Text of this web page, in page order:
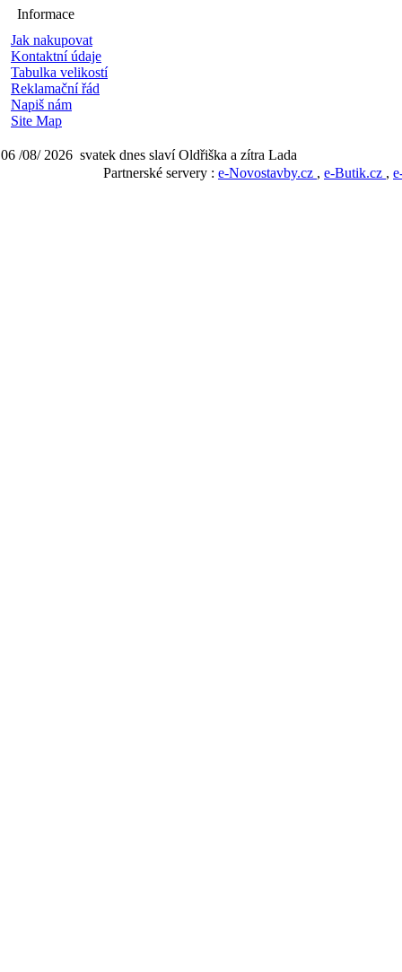
Informace
Jak nakupovat
Kontaktní údaje
Tabulka velikostí
Reklamační řád
Napiš nám
Site Map
06 /08/ 2026 svatek dnes slaví Oldřiška a zítra Lada
Partnerské servery : e-Novostavby.cz , e-Butik.cz ,